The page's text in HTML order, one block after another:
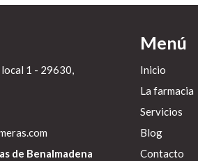
local 1 - 29630,
de Benalmadena
Menú
Inicio
La farmacia
Servicios
Blog
Contacto